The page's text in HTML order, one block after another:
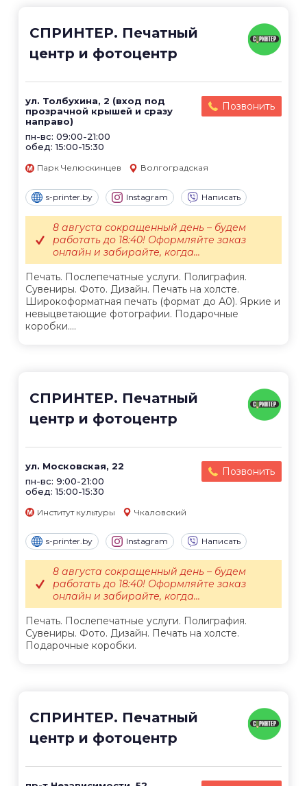
СПРИНТЕР. Печатный
центр и фотоцентр
ул. Толбухина, 2 (вход под
прозрачной крышей и сразу
направо)
пн-вс: 09:00-21:00
обед: 15:00-15:30
Позвонить
Парк Челюскинцев Волгоградская
s-printer.by Instagram Написать
Печать. Послепечатные услуги. Полиграфия.
Сувениры. Фото. Дизайн. Печать на холсте.
Широкоформатная печать (формат до А0). Яркие и
невыцветающие фотографии. Подарочные
коробки....
8 августа сокращенный день – будем
работать до 18:40! Оформляйте заказ
онлайн и забирайте, когда...
СПРИНТЕР. Печатный
центр и фотоцентр
ул. Московская, 22
пн-вс: 9:00-21:00
обед: 15:00-15:30
Позвонить
Институт культуры Чкаловский
s-printer.by Instagram Написать
Печать. Послепечатные услуги. Полиграфия.
Сувениры. Фото. Дизайн. Печать на холсте.
Подарочные коробки.
8 августа сокращенный день – будем
работать до 18:40! Оформляйте заказ
онлайн и забирайте, когда...
СПРИНТЕР. Печатный
центр и фотоцентр